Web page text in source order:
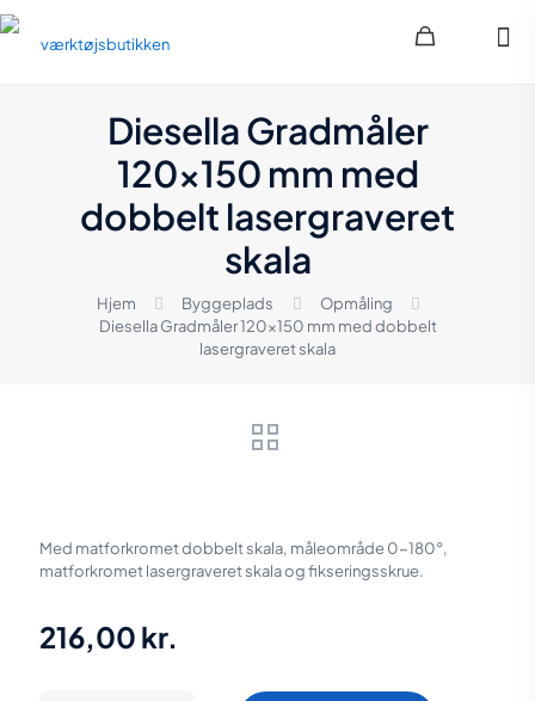
Diesella Gradmåler
120×150 mm med
dobbelt lasergraveret
skala
Hjem Byggeplads
Opmåling
Diesella Gradmåler 120×150 mm med dobbelt
lasergraveret skala
Med matforkromet dobbelt skala, måleområde 0-180°,
matforkromet lasergraveret skala og fikseringsskrue.
216,00 kr.